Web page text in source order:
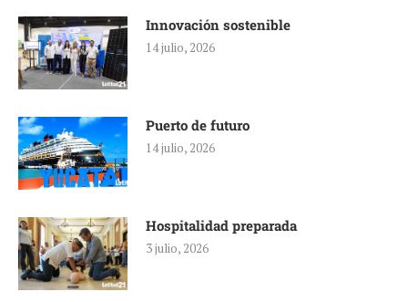
Innovación sostenible
14 julio, 2026
Puerto de futuro
14 julio, 2026
Hospitalidad preparada
3 julio, 2026